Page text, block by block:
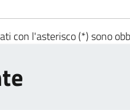
con l'asterisco (*) sono